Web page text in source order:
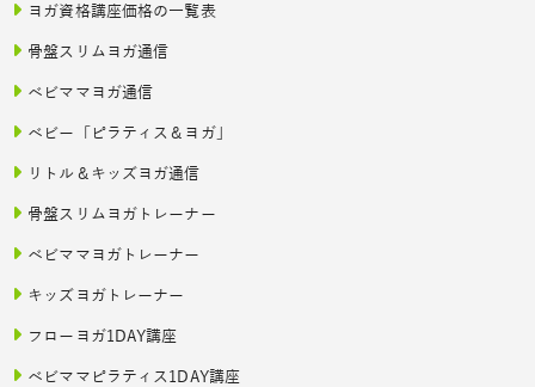
ヨガ資格講座価格の一覧表
骨盤スリムヨガ通信
ベビママヨガ通信
ベビー「ピラティス＆ヨガ」
リトル＆キッズヨガ通信
骨盤スリムヨガトレーナー
ベビママヨガトレーナー
キッズヨガトレーナー
フローヨガ1DAY講座
ベビママピラティス1DAY講座